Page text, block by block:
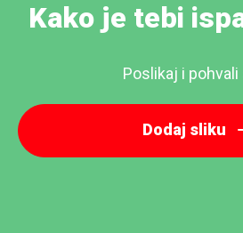
Kako je tebi
Poslikaj i pohvali
Dodaj sliku